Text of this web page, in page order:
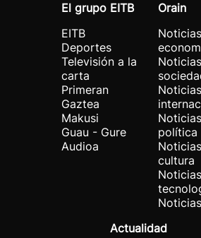
El grupo EITB
EITB
Deportes
Televisión a la
carta
Primeran
Gaztea
Makusi
Guau - Gure
Audioa
Orain
Noticias
política
cultura
Actualidad